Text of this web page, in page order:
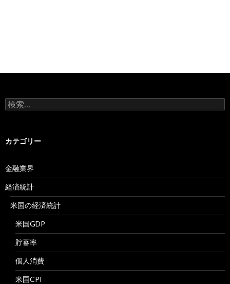
検
索:
カテゴリー
金融業界
経済統計
米国の経済統計
米国GDP
貯蓄率
個人消費
米国CPI